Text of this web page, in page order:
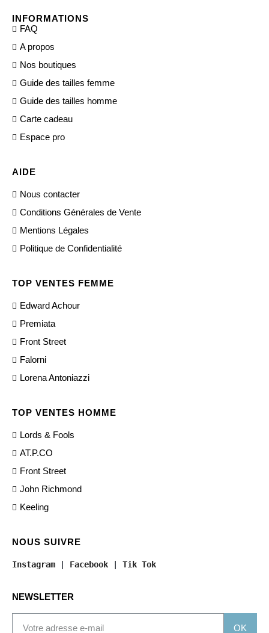
INFORMATIONS
FAQ
A propos
Nos boutiques
Guide des tailles femme
Guide des tailles homme
Carte cadeau
Espace pro
AIDE
Nous contacter
Conditions Générales de Vente
Mentions Légales
Politique de Confidentialité
TOP VENTES FEMME
Edward Achour
Premiata
Front Street
Falorni
Lorena Antoniazzi
TOP VENTES HOMME
Lords & Fools
AT.P.CO
Front Street
John Richmond
Keeling
NOUS SUIVRE
Instagram Facebook Tik Tok
NEWSLETTER
OK